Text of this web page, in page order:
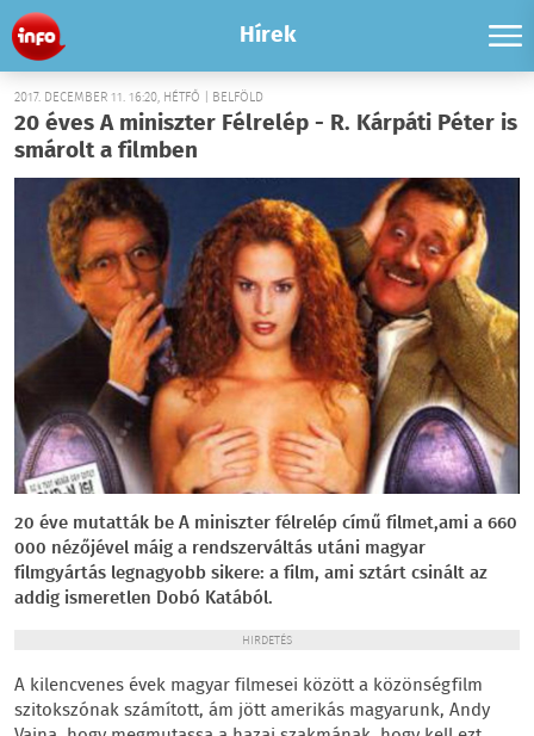
Hírek
2017. DECEMBER 11. 16:20, HÉTFŐ | BELFÖLD
20 éves A miniszter Félrelép - R. Kárpáti Péter is
smárolt a filmben
20 éve mutatták be A miniszter félrelép című filmet,ami a 660
000 nézőjével máig a rendszerváltás utáni magyar
filmgyártás legnagyobb sikere: a film, ami sztárt csinált az
addig ismeretlen Dobó Katából.
HIRDETÉS
A kilencvenes évek magyar filmesei között a közönségfilm
szitokszónak számított, ám jött amerikás magyarunk, Andy